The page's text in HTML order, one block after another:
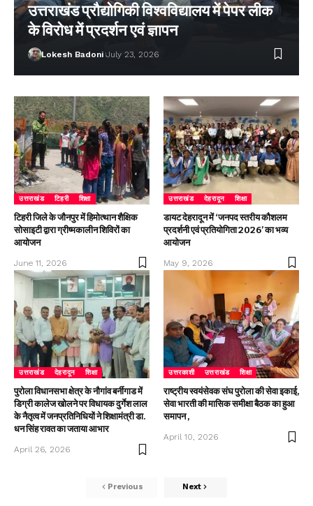
उत्तराखंड प्रौद्योगिकी विश्वविद्यालय में पेपर लीक
के विरोध में प्रदर्शन एवं ज्ञापन
Lokesh Badoni July 23, 2026
उत्तराखंड टिहरी शिक्षा
टिहरी जिले के जौनपुर में हिमोत्थान शैक्षिक
सोसाइटी द्वारा ग्रीष्मकालीन शिविरों का
आयोजन
June 11, 2026
उत्तराखंड देहरादून शिक्षा
डायट देहरादून में ‘जनपद स्तरीय कौशलम
प्रदर्शनी एवं प्रतियोगिता 2026’ का भव्य
आयोजन
May 9, 2026
उत्तराखंड देहरादून शिक्षा
पुरोला विधानसभा क्षेत्र के नौगांव बर्नीगाड में
डिग्री कालेज खोलने पर विधायक दुर्गेश लाल
के नैतृत्व में जनप्रतिनिधियों ने शिक्षामंत्री डा.
धन सिंह रावत का जताया आभार
April 26, 2026
उत्तरकाशी उत्तराखंड शिक्षा
राष्ट्रीय स्वयंसेवक संघ पुरोला की सेवा इकाई,
सेवा भारती की मासिक समीक्षा बैठक का हुआ
समापन ,
April 10, 2026
Previous Next